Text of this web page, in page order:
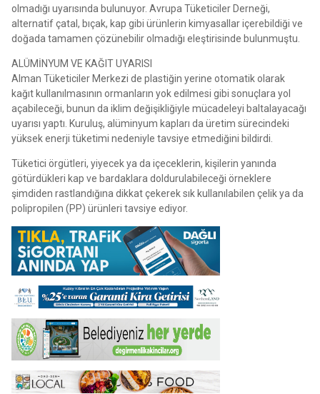
olmadığı uyarısında bulunuyor. Avrupa Tüketiciler Derneği,
alternatif çatal, bıçak, kap gibi ürünlerin kimyasallar içerebildiği ve
doğada tamamen çözünebilir olmadığı eleştirisinde bulunmuştu.
ALÜMİNYUM VE KAĞIT UYARISI
Alman Tüketiciler Merkezi de plastiğin yerine otomatik olarak
kağıt kullanılmasının ormanların yok edilmesi gibi sonuçlara yol
açabileceği, bunun da iklim değişikliğiyle mücadeleyi baltalayacağı
uyarısı yaptı. Kuruluş, alüminyum kapları da üretim sürecindeki
yüksek enerji tüketimi nedeniyle tavsiye etmediğini bildirdi.
Tüketici örgütleri, yiyecek ya da içeceklerin, kişilerin yanında
götürdükleri kap ve bardaklara doldurulabileceği örneklere
şimdiden rastlandığına dikkat çekerek sık kullanılabilen çelik ya da
polipropilen (PP) ürünleri tavsiye ediyor.